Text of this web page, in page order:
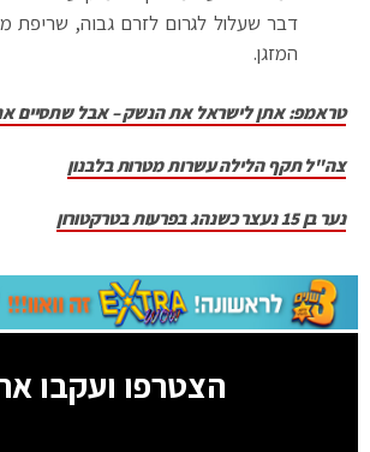
דבר שעלול לגרום לזרם גבוה, שריפת
המזגן.
טראמפ: אתן לישראל את הנשק – אבל שתסיים
צה"ל תקף הלילה עשרות מטרות בלבנון
נער בן 15 נעצר כשנהג בפרעות בטרקטורון
הצטרפו ועקבו